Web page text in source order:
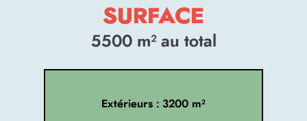
SURFACE
5500m² au total
Extérieurs : 3200 m²